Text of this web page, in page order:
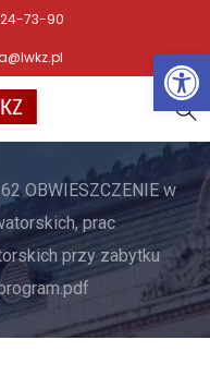
73-90
OBWIESZCZENIE w
prac
przy zabytku